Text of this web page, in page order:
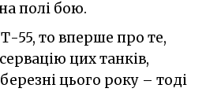
полі бою.
55, то вперше про те,
цих танків,
цього року – тоді